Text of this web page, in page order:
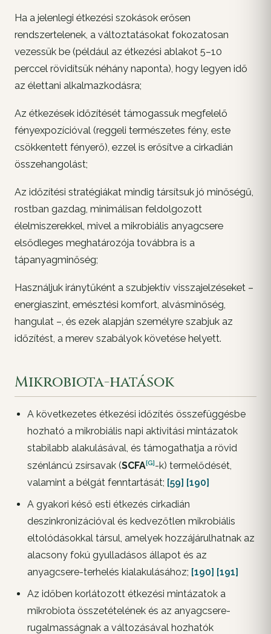
Ha a jelenlegi étkezési szokások erősen
rendszertelenek, a változtatásokat fokozatosan
vezessük be (például az étkezési ablakot 5–10
perccel rövidítsük néhány naponta), hogy legyen idő
az élettani alkalmazkodásra;
Az étkezések időzítését támogassuk megfelelő
fényexpozícióval (reggeli természetes fény, este
csökkentett fényerő), ezzel is erősítve a cirkadián
összehangolást;
Az időzítési stratégiákat mindig társítsuk jó minőségű,
rostban gazdag, minimálisan feldolgozott
élelmiszerekkel, mivel a mikrobiális anyagcsere
elsődleges meghatározója továbbra is a
tápanyagminőség;
Használjuk iránytűként a szubjektív visszajelzéseket –
energiaszint, emésztési komfort, alvásminőség,
hangulat –, és ezek alapján személyre szabjuk az
időzítést, a merev szabályok követése helyett.
Mikrobiota-hatások
A következetes étkezési időzítés összefüggésbe
hozható a mikrobiális napi aktivitási mintázatok
stabilabb alakulásával, és támogathatja a rövid
szénláncú zsírsavak (SCFA[G]-k) termelődését,
valamint a bélgát fenntartását; [59] [190]
A gyakori késő esti étkezés cirkadián
deszinkronizációval és kedvezőtlen mikrobiális
eltolódásokkal társul, amelyek hozzájárulhatnak az
alacsony fokú gyulladásos állapot és az
anyagcsere-terhelés kialakulásához; [190] [191]
Az időben korlátozott étkezési mintázatok a
mikrobiota összetételének és az anyagcsere-
rugalmasságnak a változásával hozhatók